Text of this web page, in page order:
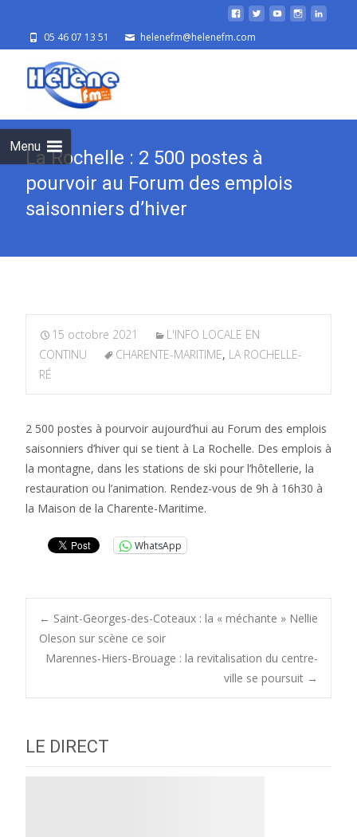
05 46 07 13 51 helenefm@helenefm.com
Menu
La Rochelle : 2 500 postes à
pourvoir au Forum des emplois
saisonniers d’hiver
15 octobre 2021
L'INFO LOCALE EN
CONTINU
CHARENTE-MARITIME, LA ROCHELLE-
RÉ
2 500 postes à pourvoir aujourd’hui au Forum des emplois
saisonniers d’hiver qui se tient à La Rochelle. Des emplois à
la montagne, dans les stations de ski pour l’hôtellerie, la
restauration ou l’animation. Rendez-vous de 9h à 16h30 à
la Maison de la Charente-Maritime.
WhatsApp
Post
navigation
← Saint-Georges-des-Coteaux : la « méchante » Nellie
Oleson sur scène ce soir
Marennes-Hiers-Brouage : la revitalisation du centre-
ville se poursuit →
LE DIRECT